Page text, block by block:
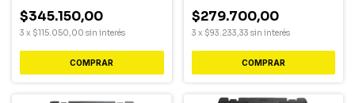
$345.150,00
3 x $115.050,00 sin interés
$279.700,00
3 x $93.233,33 sin interés